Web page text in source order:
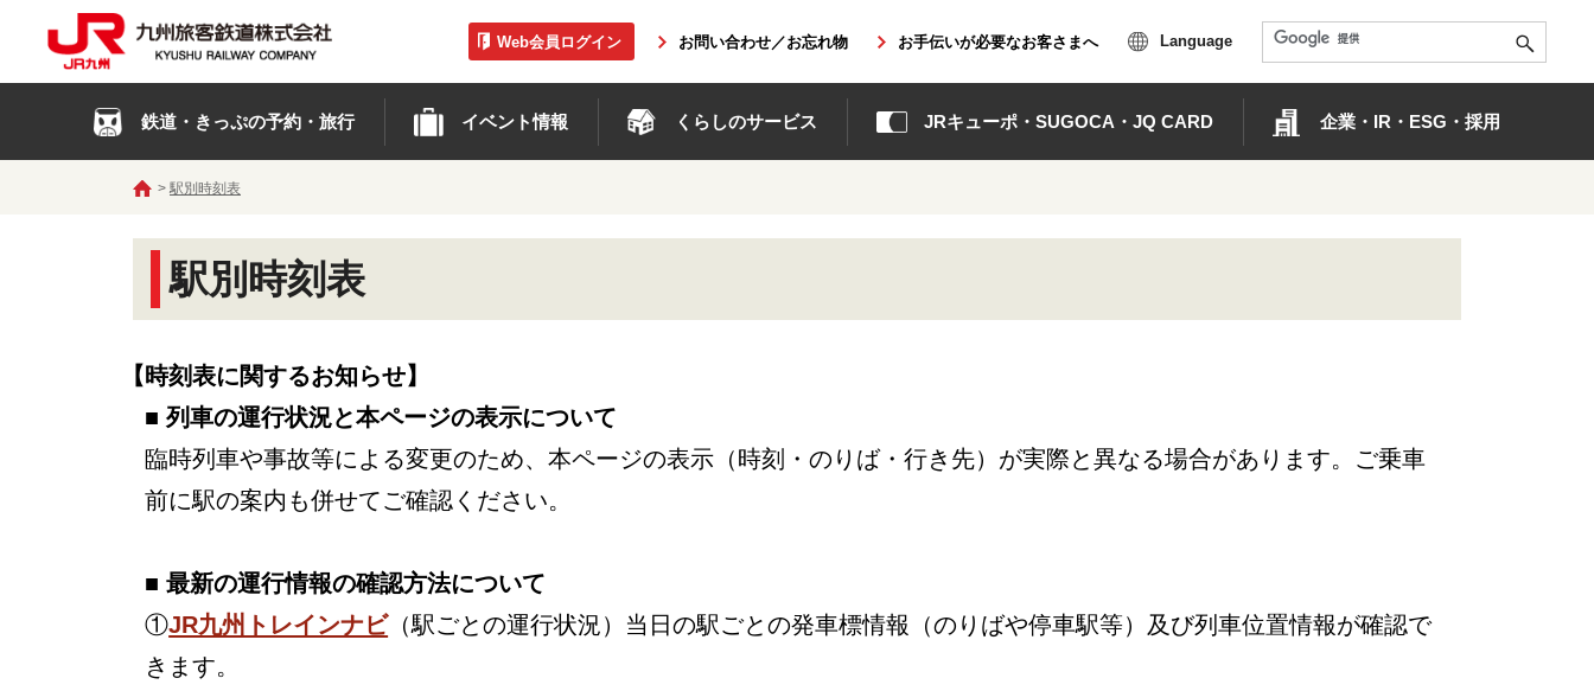
Web会員ログイン お問い合わせ／お忘れ物 お手伝いが必要なお客さまへ Language
鉄道・きっぷの予約・旅行 イベント情報 くらしのサービス JRキューポ・SUGOCA・JQ CARD 企業・IR・ESG・採用
駅別時刻表
駅別時刻表
【時刻表に関するお知らせ】
■ 列車の運行状況と本ページの表示について
臨時列車や事故等による変更のため、本ページの表示（時刻・のりば・行き先）が実際と異なる場合があります。ご乗車
前に駅の案内も併せてご確認ください。
■ 最新の運行情報の確認方法について
①JR九州トレインナビ（駅ごとの運行状況）当日の駅ごとの発車標情報（のりばや停車駅等）及び列車位置情報が確認で
きます。